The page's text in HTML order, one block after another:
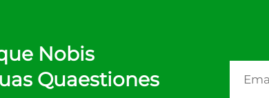
Nobis
Quaestiones